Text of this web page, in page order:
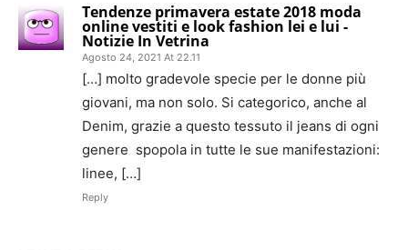
Tendenze primavera estate 2018 moda
online vestiti e look fashion lei e lui -
Notizie In Vetrina
Agosto 24, 2021 At 22.11
[…] molto gradevole specie per le donne più
giovani, ma non solo. Si categorico, anche al
Denim, grazie a questo tessuto il jeans di ogni
genere spopola in tutte le sue manifestazioni:
linee, […]
Reply